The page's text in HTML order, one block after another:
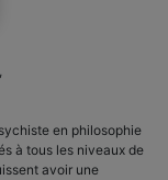
,
en philosophie
à tous les niveaux de
avoir une